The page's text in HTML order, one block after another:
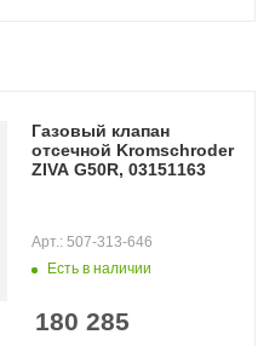
Газовый клапан
отсечной Kromschroder
ZIVA G50R, 03151163
Есть в наличии
Арт.: 507-313-646
180 285